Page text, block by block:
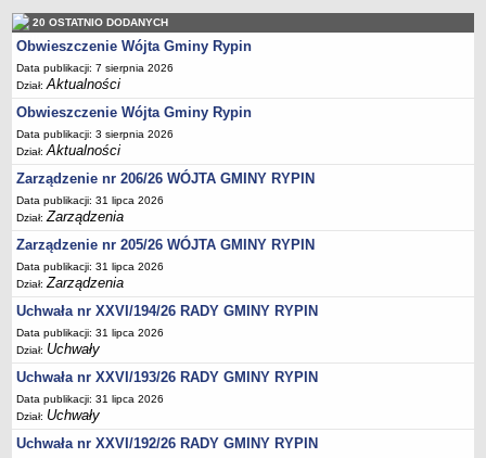
URZĄD GMINY
Dane teleadresowe
Tabela informacyjna
Czas pracy urzędu
Nr konta bankowego, NIP, REGON
Pracownicy urzędu - urząd gminy
Pracownicy urzędu - baza magazynowo - warsztatowa
Kompetencje referatów
Regulamin organizacyjny
Regulamin naboru na wolne stanowiska urzędnicze
Ogłoszenia o naborze na wolne stanowiska urzędnicze
Lista kandydatów spełniających wymagania formalne w naborach na
wolne stanowiska urzędnicze
Wyniki naboru na wolne stanowiska urzędnicze
Petycje
Sygnaliści
20 OSTATNIO DODANYCH
Obwieszczenie Wójta Gminy Rypin
Data publikacji: 7 sierpnia 2026
Dział:Aktualności
Obwieszczenie Wójta Gminy Rypin
Data publikacji: 3 sierpnia 2026
Dział:Aktualności
Zarządzenie nr 206/26 WÓJTA GMINY RYPIN
Data publikacji: 31 lipca 2026
Dział:Zarządzenia
Zarządzenie nr 205/26 WÓJTA GMINY RYPIN
Data publikacji: 31 lipca 2026
Dział:Zarządzenia
Uchwała nr XXVI/194/26 RADY GMINY RYPIN
Data publikacji: 31 lipca 2026
Dział: Uchwały
Uchwała nr XXVI/193/26 RADY GMINY RYPIN
Data publikacji: 31 lipca 2026
Dział: Uchwały
Uchwała nr XXVI/192/26 RADY GMINY RYPIN